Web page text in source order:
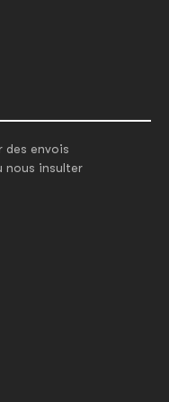
des envois
nous insulter